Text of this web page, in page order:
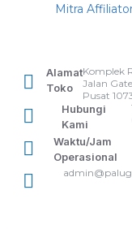
Mitra
Alamat
Toko
Komplek
Jalan
Pusat
Hubungi
Kami
Waktu/Jam
Operasional